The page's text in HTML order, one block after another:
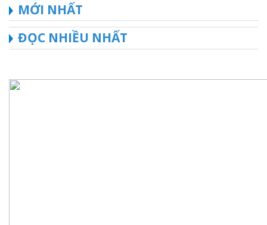
MỚI NHẤT
ĐỌC NHIỀU NHẤT